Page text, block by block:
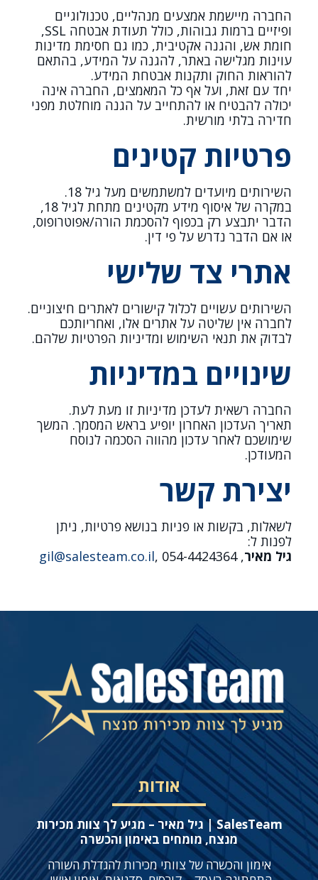
החברה מיישמת אמצעים מנהליים, טכנולוגיים
ופיזיים ברמות גבוהות, כולל תעודת אבטחה SSL,
חומת אש, והגנה אקטיבית, כמו גם חסימת מדינות
עוינות מגלישה באתר, להגנה על המידע, בהתאם
להוראות החוק ותקנות אבטחת המידע.
יחד עם זאת, ועל אף כל המאמצים, החברה אינה
יכולה להבטיח או להתחייב על הגנה מוחלטת מפני
חדירה בלתי מורשית.
פרטיות קטינים
השירותים מיועדים למשתמשים מעל גיל 18.
במקרה של איסוף מידע מקטינים מתחת לגיל 18,
הדבר יתבצע רק בכפוף להסכמת הורה/אפוטרופוס,
או אם הדבר נדרש על פי דין.
אתרי צד שלישי
השירותים עשויים לכלול קישורים לאתרים חיצוניים.
לחברה אין שליטה על אתרים אלו, ואחריותכם
לבדוק את תנאי השימוש ומדיניות הפרטיות שלהם.
שינויים במדיניות
החברה רשאית לעדכן מדיניות זו מעת לעת.
תאריך העדכון האחרון יופיע בראש המסמך. המשך
שימושכם לאחר עדכון מהווה הסכמה לנוסח
המעודכן.
יצירת קשר
לשאלות, בקשות או פניות בנושא פרטיות, ניתן
לפנות ל:
גיל מאיר,
gil@salesteam.co.il, 054-4424364
אודות
SalesTeam | גיל מאיר – מגיע לך צוות מכירות
מנצח, מומחים באימון והכשרה
אימון והכשרה של צוותי מכירות להגדלת השורה